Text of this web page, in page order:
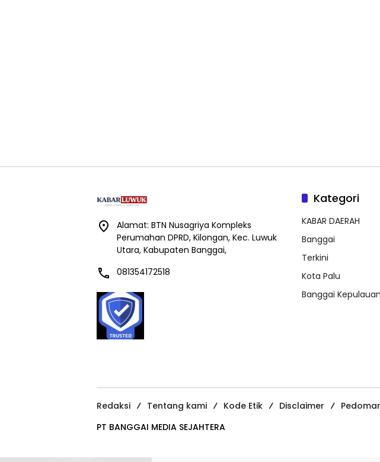
Alamat: BTN Nusagriya Kompleks
Perumahan DPRD, Kilongan, Kec. Luwuk
Utara, Kabupaten Banggai,
081354172518
Kategori
KABAR DAERAH
Banggai
Terkini
Kota Palu
Banggai Kepulauan
Redaksi Tentang kami Kode Etik Disclaimer
PT BANGGAI MEDIA SEJAHTERA